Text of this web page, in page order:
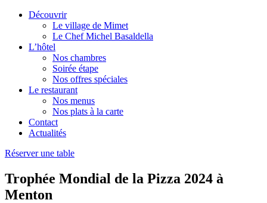
Découvrir
Le village de Mimet
Le Chef Michel Basaldella
L’hôtel
Nos chambres
Soirée étape
Nos offres spéciales
Le restaurant
Nos menus
Nos plats à la carte
Contact
Actualités
Réserver une table
Trophée Mondial de la Pizza 2024 à
Menton